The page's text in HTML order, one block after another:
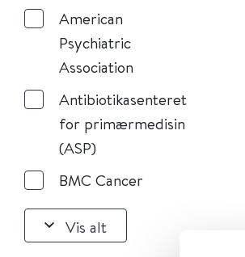
American
Psychiatric
Association
Antibiotikasenteret
for primærmedisin
(ASP)
BMC Cancer
Vis alt